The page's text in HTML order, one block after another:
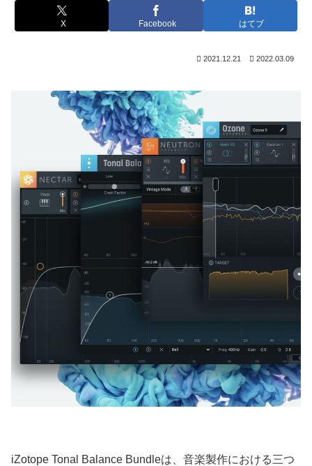
X Facebook はてブ
2021.12.21 2022.03.09
iZotope Tonal Balance Bundleは、音楽製作における三つ